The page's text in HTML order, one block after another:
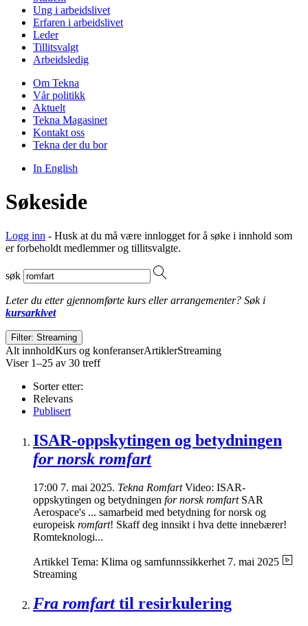
Ung i arbeidslivet
Erfaren i arbeidslivet
Leder
Tillitsvalgt
Arbeidsledig
Om Tekna
Vår politikk
Aktuelt
Tekna Magasinet
Kontakt oss
Tekna der du bor
In English
Søkeside
Logg inn - Husk at du må være innlogget for å søke i innhold som
er forbeholdt medlemmer og tillitsvalgte.
søk
Leter du etter gjennomførte kurs eller arrangementer? Søk i
kursarkivet
Filter: Streaming
Alt innholdKurs og konferanserArtiklerStreaming
Viser 1–25 av 30 treff
Sorter etter:
Relevans
Publisert
ISAR-oppskytingen og betydningen
for norsk romfart
17:00 7. mai 2025. Tekna RomfartVideo: ISAR-
oppskytingen og betydningen for norsk romfartSAR
Aerospace's ... samarbeid med betydning for norsk og
europeisk romfart! Skaff deg innsikt i hva dette innebærer!
Romteknologi...
Artikkel Tema: Klima og samfunnssikkerhet 7. mai 2025
Streaming
Fra romfarttil resirkulering